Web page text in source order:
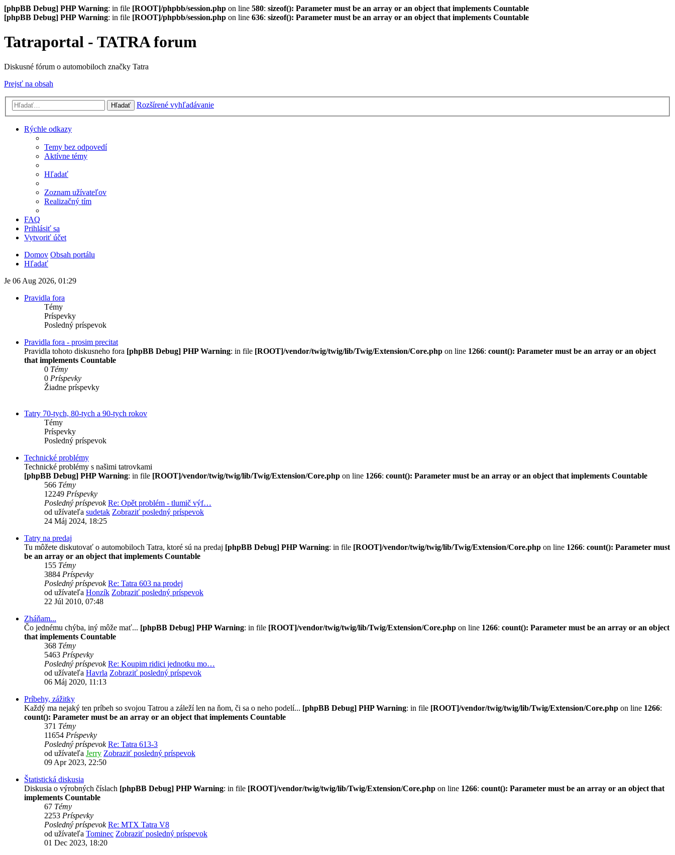
[phpBB Debug] PHP Warning: in file [ROOT]/phpbb/session.php on line 580: sizeof(): Parameter must be an array or an object that implements Countable
[phpBB Debug] PHP Warning: in file [ROOT]/phpbb/session.php on line 636: sizeof(): Parameter must be an array or an object that implements Countable
Tatraportal - TATRA forum
Diskusné fórum o automobiloch značky Tatra
Prejsť na obsah
Hľadať Rozšírené vyhľadávanie
Rýchle odkazy
Temy bez odpovedí
Aktívne témy
Hľadať
Zoznam užívateľov
Realizačný tím
FAQ
Prihlásiť sa
Vytvoriť účet
Domov Obsah portálu
Hľadať
Je 06 Aug 2026, 01:29
Pravidla fora
Témy
Príspevky
Posledný príspevok
Pravidla fora - prosim precitat
Pravidla tohoto diskusneho fora [phpBB Debug] PHP Warning: in file [ROOT]/vendor/twig/twig/lib/Twig/Extension/Core.php on line 1266: count(): Parameter must be an array or an object
that implements Countable
0 Témy
0 Príspevky
Žiadne príspevky
Tatry 70-tych, 80-tych a 90-tych rokov
Témy
Príspevky
Posledný príspevok
Technické problémy
Technické problémy s našimi tatrovkami
[phpBB Debug] PHP Warning: in file [ROOT]/vendor/twig/twig/lib/Twig/Extension/Core.php on line 1266: count(): Parameter must be an array or an object that implements Countable
566 Témy
12249 Príspevky
Posledný príspevok Re: Opět problém - tlumič výf…
od užívateľa sudetak Zobraziť posledný príspevok
24 Máj 2024, 18:25
Tatry na predaj
Tu môžete diskutovať o automobiloch Tatra, ktoré sú na predaj [phpBB Debug] PHP Warning: in file [ROOT]/vendor/twig/twig/lib/Twig/Extension/Core.php on line 1266: count(): Parameter must
be an array or an object that implements Countable
155 Témy
3884 Príspevky
Posledný príspevok Re: Tatra 603 na prodej
od užívateľa Honzík Zobraziť posledný príspevok
22 Júl 2010, 07:48
Zháňam...
Čo jednému chýba, iný môže mať... [phpBB Debug] PHP Warning: in file [ROOT]/vendor/twig/twig/lib/Twig/Extension/Core.php on line 1266: count(): Parameter must be an array or an object
that implements Countable
368 Témy
5463 Príspevky
Posledný príspevok Re: Koupim ridici jednotku mo…
od užívateľa Havrla Zobraziť posledný príspevok
06 Máj 2020, 11:13
Príbehy, zážitky
Každý ma nejaký ten príbeh so svojou Tatrou a záleží len na ňom, či sa o neho podelí... [phpBB Debug] PHP Warning: in file [ROOT]/vendor/twig/twig/lib/Twig/Extension/Core.php on line 1266:
count(): Parameter must be an array or an object that implements Countable
371 Témy
11654 Príspevky
Posledný príspevok Re: Tatra 613-3
od užívateľa Jerry Zobraziť posledný príspevok
09 Apr 2023, 22:50
Štatistická diskusia
Diskusia o výrobných číslach [phpBB Debug] PHP Warning: in file [ROOT]/vendor/twig/twig/lib/Twig/Extension/Core.php on line 1266: count(): Parameter must be an array or an object that
implements Countable
67 Témy
2253 Príspevky
Posledný príspevok Re: MTX Tatra V8
od užívateľa Tominec Zobraziť posledný príspevok
01 Dec 2023, 18:20